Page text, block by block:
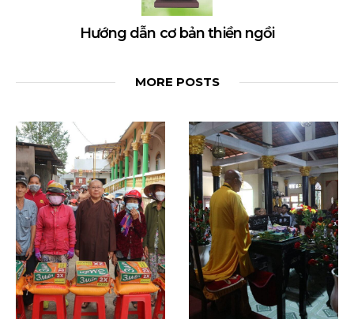
Hướng dẫn cơ bản thiền ngồi
MORE POSTS